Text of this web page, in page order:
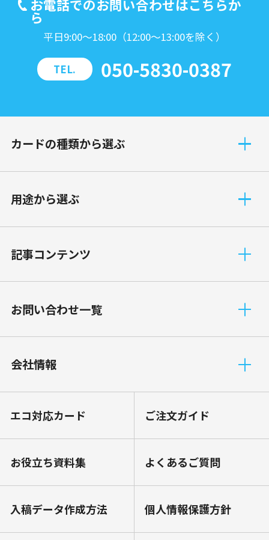
お電話でのお問い合わせはこちらか
ら
平日9:00～18:00（12:00～13:00を除く）
TEL. 050-5830-0387
カードの種類から選ぶ
⽤途から選ぶ
記事コンテンツ
お問い合わせ一覧
会社情報
エコ対応カード ご注文ガイド
お役⽴ち資料集 よくあるご質問
⼊稿データ作成⽅法 個⼈情報保護⽅針